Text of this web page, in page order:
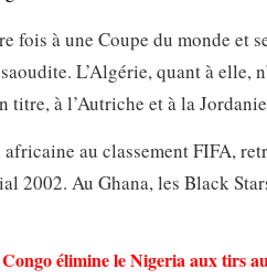
fois à une Coupe du monde et
L’Algérie, quant à elle,
titre, à l’Autriche et à la
au classement FIFA,
2002. Au Ghana, les Black
élimine le Nigeria aux tirs